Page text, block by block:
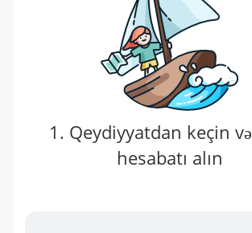
1. Qeydiyyatdan keçin
hesabatı alın